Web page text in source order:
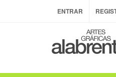
ENTRAR